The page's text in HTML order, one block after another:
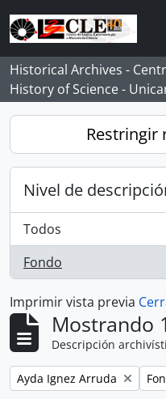
Skip to main content
Historical Archives -
History of Science -
Restringir
Nivel de
Todos
Fondo
, 1 resultados
Imprimir vista previa
Mostrando
Descripción
Remove filter:
Ayda Ignez Arruda